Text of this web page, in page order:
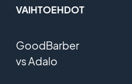
VAIHTOEHDOT
GoodBarber
vs Adalo